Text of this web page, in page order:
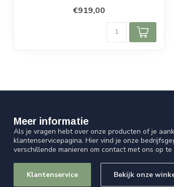
€919,00
Meer informatie
Als je vragen hebt over onze producten of je
klantenservicepagina. Hier vind je onze
verschillende manieren om contact met ons op te
Klantenservice Bekijk onze